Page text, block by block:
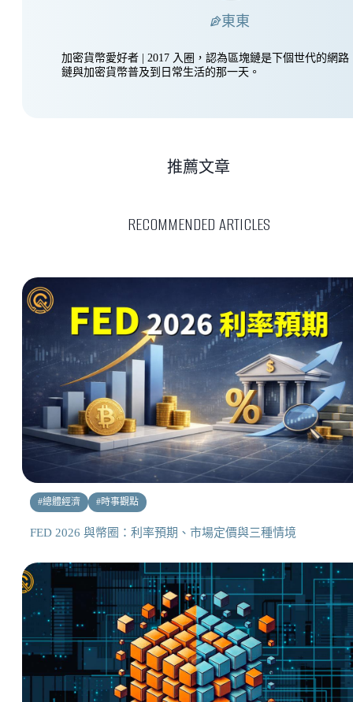
東東
加密貨幣愛好者 | 2017 入圈，認為區塊鏈是下個世代的網路
鏈與加密貨幣普及到日常生活的那一天。
RECOMMENDED ARTICLES
推薦文章
#總體經濟 #時事觀點
FED 2026 與幣圈：利率預期、市場定價與三種情境